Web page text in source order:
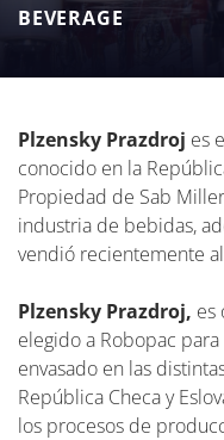
BEVERAGE
Plzensky Prazdroj es
conocido en la
Propiedad de Sab
industria de bebidas,
vendió recientemente
Plzensky Prazdroj, es
elegido a Robopac
envasado en las
República Checa y
los procesos de